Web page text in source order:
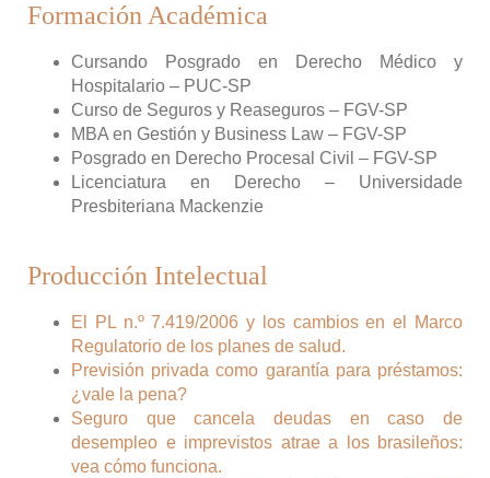
Formación Académica
Cursando Posgrado en Derecho Médico y
Hospitalario – PUC-SP
Curso de Seguros y Reaseguros – FGV-SP
MBA en Gestión y Business Law – FGV-SP
Posgrado en Derecho Procesal Civil – FGV-SP
Licenciatura en Derecho – Universidade
Presbiteriana Mackenzie
Producción Intelectual
El PL n.º 7.419/2006 y los cambios en el Marco
Regulatorio de los planes de salud.
Previsión privada como garantía para préstamos:
¿vale la pena?
Seguro que cancela deudas en caso de
desempleo e imprevistos atrae a los brasileños:
vea cómo funciona.